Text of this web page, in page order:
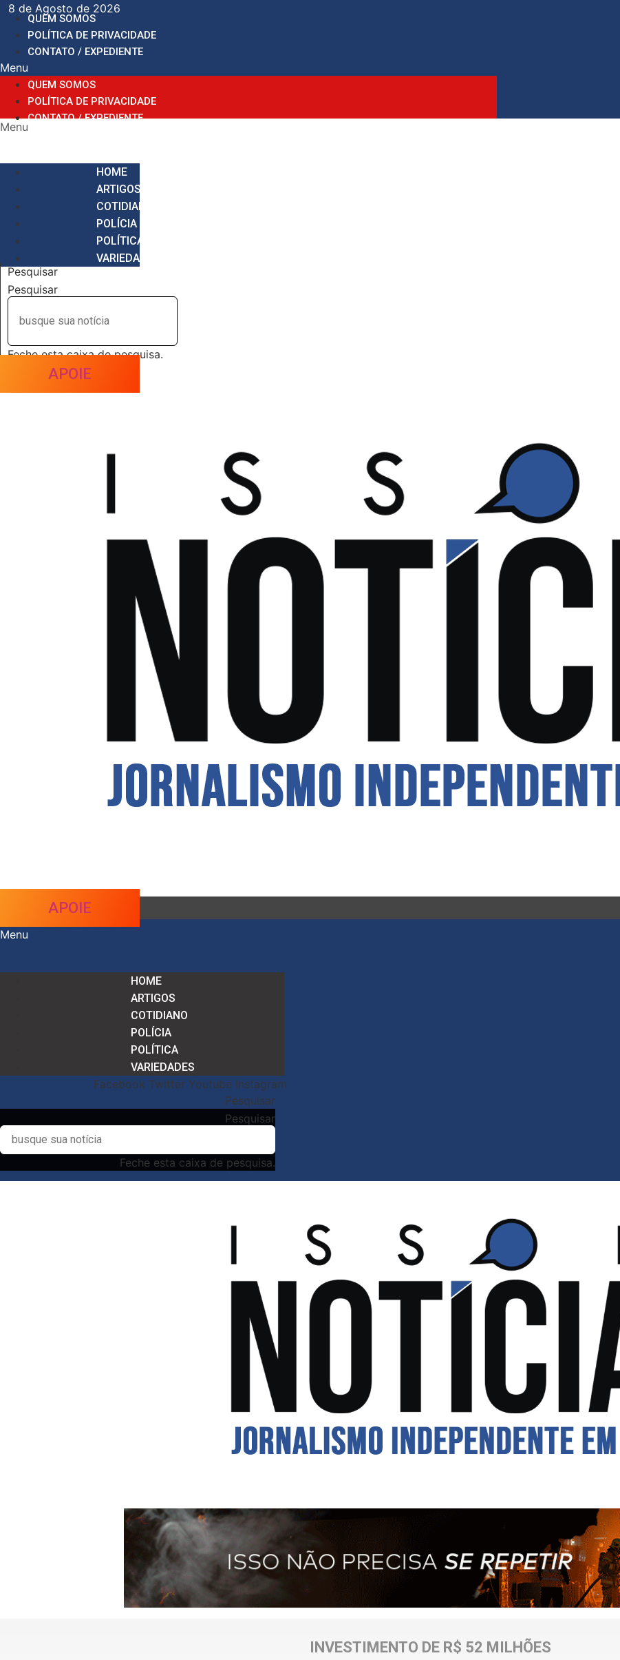
para
conteúdo
8 de Agosto de 2026
QUEM SOMOS
POLÍTICA DE PRIVACIDADE
CONTATO / EXPEDIENTE
Menu
QUEM SOMOS
POLÍTICA DE PRIVACIDADE
CONTATO / EXPEDIENTE
Menu
HOME
ARTIGOS
COTIDIANO
POLÍCIA
POLÍTICA
VARIEDADES
Pesquisar
Pesquisar
Feche esta caixa de pesquisa.
APOIE
APOIE
Menu
HOME
ARTIGOS
COTIDIANO
POLÍCIA
POLÍTICA
VARIEDADES
Facebook Twitter Youtube Instagram
Pesquisar
Pesquisar
Feche esta caixa de pesquisa.
INVESTIMENTO DE R$ 52 MILHÕES